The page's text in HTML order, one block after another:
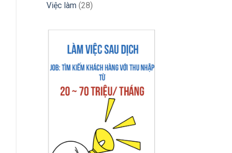
Việc làm(28)